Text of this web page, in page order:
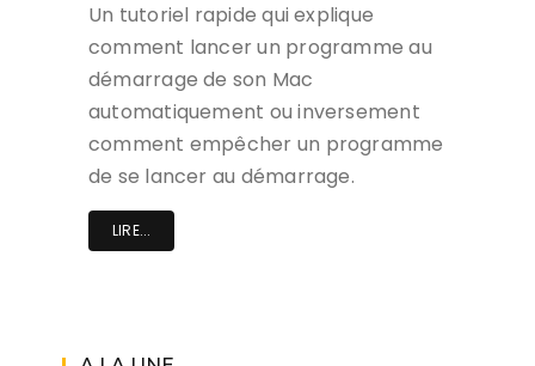
Un tutoriel rapide qui explique
comment lancer un programme au
démarrage de son Mac
automatiquement ou inversement
comment empêcher un programme
de se lancer au démarrage.
LIRE...